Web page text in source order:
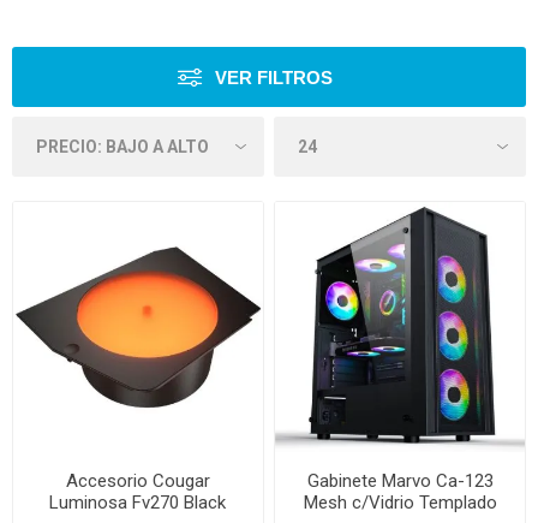
VER FILTROS
Accesorio Cougar
Luminosa Fv270 Black
Gabinete Marvo Ca-123
Mesh c/Vidrio Templado